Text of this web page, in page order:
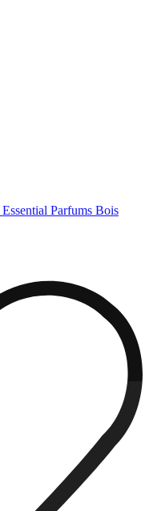
Essential Parfums Bois